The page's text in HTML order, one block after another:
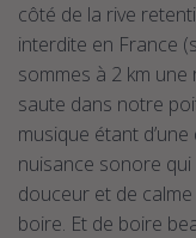
côté de la rive
interdite en France
sommes à 2 km
saute dans notre
musique étant
nuisance sonore
douceur et de
boire. Et de boire